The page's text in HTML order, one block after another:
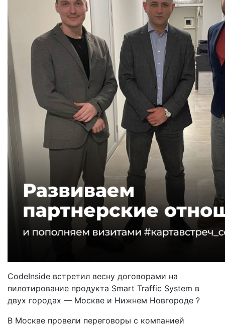
CodeInside встретил весну договорами на
пилотирование продукта Smart Traffic System в
двух городах — Москве и Нижнем Новгороде ?
В Москве провели переговоры с компанией